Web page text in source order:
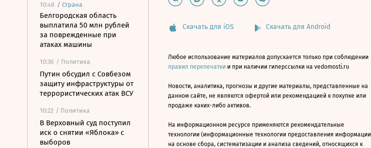
10:48 / Страна
Белгородская область
выплатила 50 млн рублей
за поврежденные при
атаках машины
10:36 / Политика
Путин обсудил с Совбезом
защиту инфраструктуры от
террористических атак ВСУ
10:22 / Политика
В Верховный суд поступил
иск о снятии «Яблока» с
выборов
Скачать для iOS Скачать для Android
Любое использование материалов допускается только при соблюдении
правил перепечатки и при наличии гиперссылки на vedomosti.ru
Новости, аналитика, прогнозы и другие материалы, представленные на
данном сайте, не являются офертой или рекомендацией к покупке или
продаже каких-либо активов.
На информационном ресурсе применяются рекомендательные
технологии (информационные технологии предоставления информации
на основе сбора, систематизации и анализа сведений, относящихся к